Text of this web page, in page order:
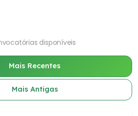
disponíveis
Mais Recentes
Mais Antigas